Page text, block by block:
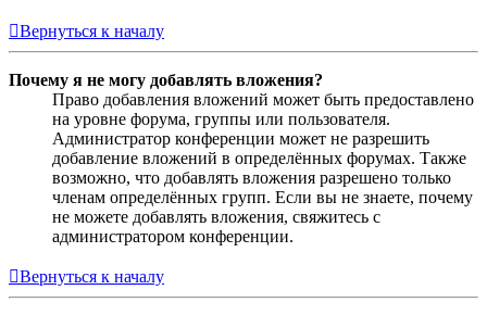
Вернуться к началу
Почему я не могу добавлять вложения?
Право добавления вложений может быть предоставлено
на уровне форума, группы или пользователя.
Администратор конференции может не разрешить
добавление вложений в определённых форумах. Также
возможно, что добавлять вложения разрешено только
членам определённых групп. Если вы не знаете, почему
не можете добавлять вложения, свяжитесь с
администратором конференции.
Вернуться к началу